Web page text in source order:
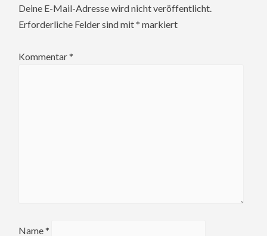
Deine E-Mail-Adresse wird nicht veröffentlicht.
Erforderliche Felder sind mit* markiert
Kommentar*
Name*